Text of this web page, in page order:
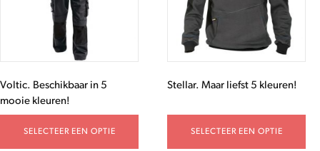
Voltic. Beschikbaar in 5
mooie kleuren!
SELECTEER EEN OPTIE
Stellar. Maar liefst 5 kleuren!
SELECTEER EEN OPTIE